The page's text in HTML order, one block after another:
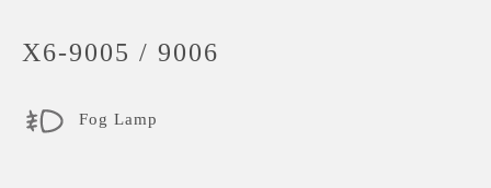
X6-9005 / 9006
Fog Lamp